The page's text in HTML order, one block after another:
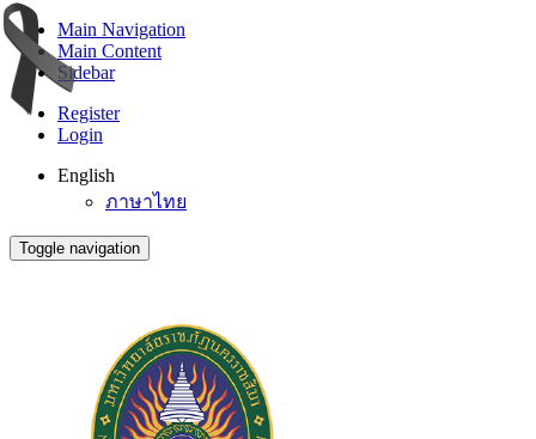
Main Navigation
Main Content
Sidebar
Register
Login
English
ภาษาไทย
Toggle navigation